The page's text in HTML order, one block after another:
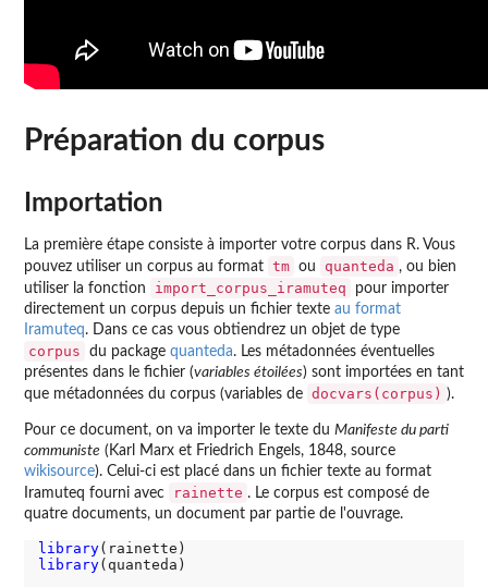
Préparation du corpus
Importation
La première étape consiste à importer votre corpus dans R. Vous
pouvez utiliser un corpus au format tm ou quanteda , ou bien
utiliser la fonction
import_corpus_iramuteq
pour importer
directement un corpus depuis un fichier texte au format
Iramuteq. Dans ce cas vous obtiendrez un objet de type
corpus du package quanteda. Les métadonnées éventuelles
présentes dans le fichier (variables étoilées) sont importées en tant
que métadonnées du corpus (variables de docvars(corpus) ).
Pour ce document, on va importer le texte du Manifeste du parti
communiste (Karl Marx et Friedrich Engels, 1848, source
wikisource). Celui-ci est placé dans un fichier texte au format
Iramuteq fourni avec
rainette . Le corpus est composé de
quatre documents, un document par partie de l'ouvrage.
library
library(quanteda)